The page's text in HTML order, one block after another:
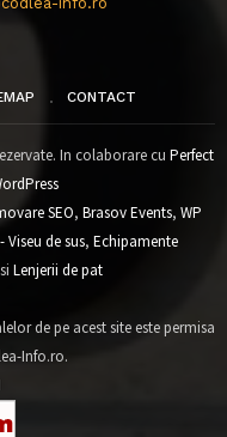
CONTACT
In colaborare cu Perfect
SEO, Brasov Events, WP
Viseu de sus, Echipamente
si Lenjerii de pat
de pe acest site este permisa
Info.ro.